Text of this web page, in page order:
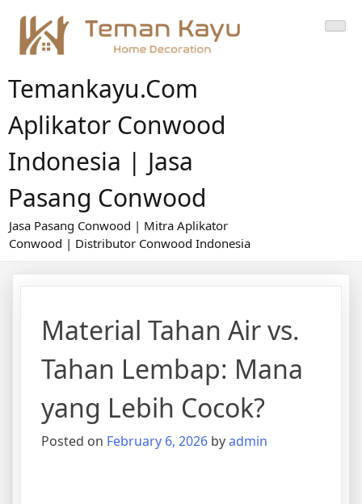
content
Temankayu.com
Aplikator Conwood
Indonesia | Jasa
Pasang Conwood
Jasa Pasang Conwood | Mitra Aplikator
Conwood | Distributor Conwood Indonesia
Material Tahan Air vs.
Tahan Lembap: Mana
yang Lebih Cocok?
Posted on February 6, 2026 byadmin